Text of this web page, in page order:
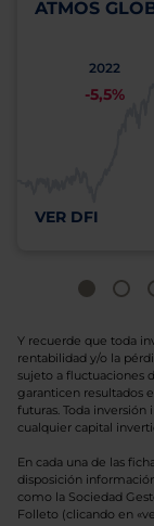
ATMOS
2022
-5,5%
VER DFI
Y recuerde que toda
rentabilidad y/o la
sujeto a fluctuaciones
garanticen resultados
futuras. Toda
cualquier capital
En cada una de las
disposición
como la Sociedad
Folleto (clicando en